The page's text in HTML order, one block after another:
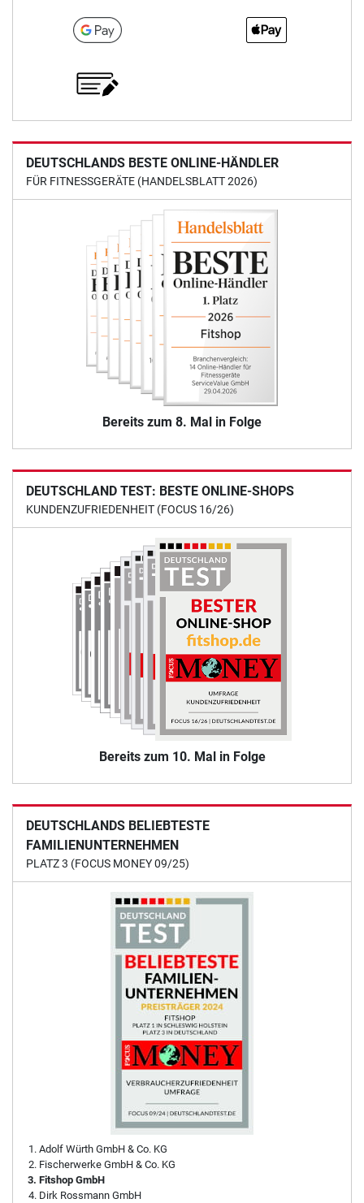
DEUTSCHLANDS BESTE ONLINE-HÄNDLER
FÜR FITNESSGERÄTE (HANDELSBLATT 2026)
Bereits zum 8. Mal in Folge
DEUTSCHLAND TEST: BESTE ONLINE-SHOPS
KUNDENZUFRIEDENHEIT (FOCUS 16/26)
Bereits zum 10. Mal in Folge
DEUTSCHLANDS BELIEBTESTE
FAMILIENUNTERNEHMEN
PLATZ 3 (FOCUS MONEY 09/25)
Adolf Würth GmbH & Co. KG
Fischerwerke GmbH & Co. KG
Fitshop GmbH
Dirk Rossmann GmbH